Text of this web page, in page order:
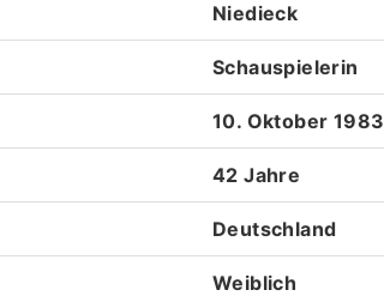
Niedieck
Schauspielerin
10. Oktober 1983
42 Jahre
Deutschland
Weiblich